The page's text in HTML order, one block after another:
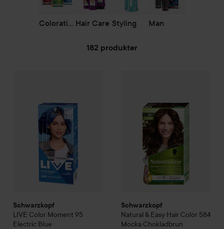
Coloration Hair Care Styling Man
182 produkter
Schwarzkopf
LIVE Color Moment 95
Electric Blue
Schwarzkopf
Natural & Easy Hair Color 584
Mocka Chokladbrun